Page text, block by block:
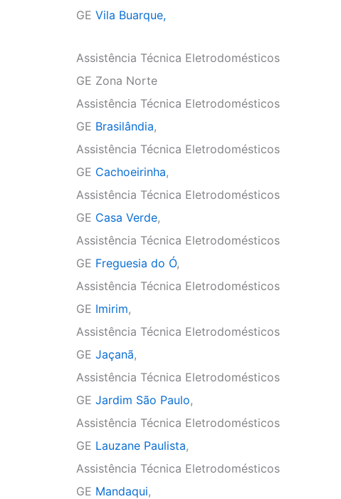
GE Vila Buarque,
Assistência Técnica Eletrodomésticos
GE Zona Norte
Assistência Técnica Eletrodomésticos
GE Brasilândia,
Assistência Técnica Eletrodomésticos
GE Cachoeirinha,
Assistência Técnica Eletrodomésticos
GE Casa Verde,
Assistência Técnica Eletrodomésticos
GE Freguesia do Ó,
Assistência Técnica Eletrodomésticos
GE Imirim,
Assistência Técnica Eletrodomésticos
GE Jaçanã,
Assistência Técnica Eletrodomésticos
GE Jardim São Paulo,
Assistência Técnica Eletrodomésticos
GE Lauzane Paulista,
Assistência Técnica Eletrodomésticos
GE Mandaqui,